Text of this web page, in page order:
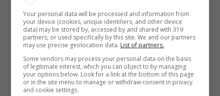
A cercare di dettare legge a centrocampo ci
saranno Freuler e Moro, mentre in attacco
sono previste rotazioni, in questo senso
Rowe si candida per una maglia, così come
Fabbian (sfavorito però nel ballottaggio con
Odgaard).
Your personal data will be processed and information from
your device (cookies, unique identifiers, and other device
data) may be stored by, accessed by and shared with 319
partners, or used specifically by this site. We and our partners
may use precise geolocation data. List of partners.
Some vendors may process your personal data on the basis
of legitimate interest, which you can object to by managing
your options below. Look for a link at the bottom of this page
or in the site menu to manage or withdraw consent in privacy
and cookie settings.